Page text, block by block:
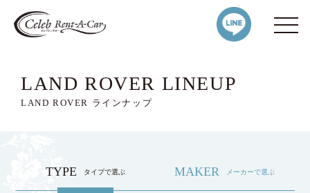
LAND ROVER LINEUP
LAND ROVER ラインナップ
TYPE タイプで選ぶ MAKER メーカーで選ぶ